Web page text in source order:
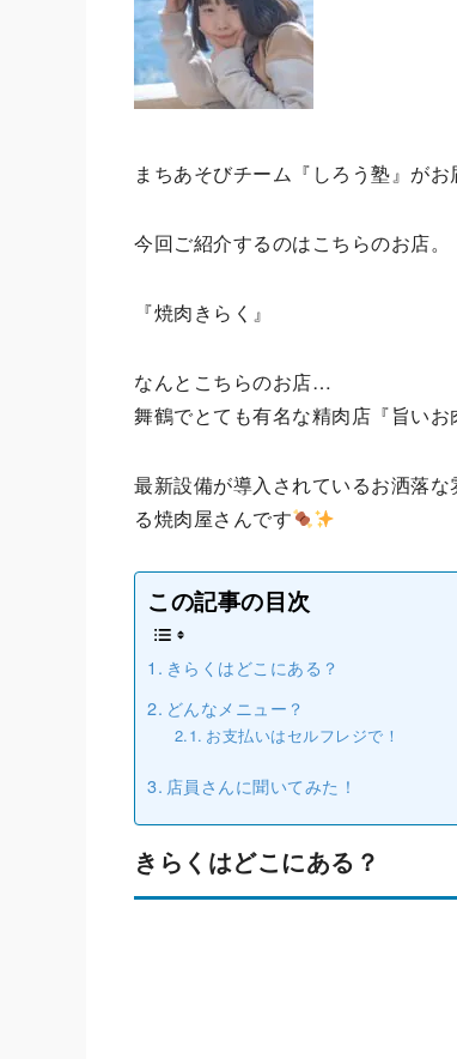
まちあそびチーム『しろう塾』がお
今回ご紹介するのはこちらのお店。
『焼肉きらく』
なんとこちらのお店…
舞鶴でとても有名な精肉店『旨い
最新設備が導入されているお洒落
る焼肉屋さんです
この記事の目次
きらくはどこにある？
どんなメニュー？
お支払いはセルフレジで！
店員さんに聞いてみた！
きらくはどこにある？